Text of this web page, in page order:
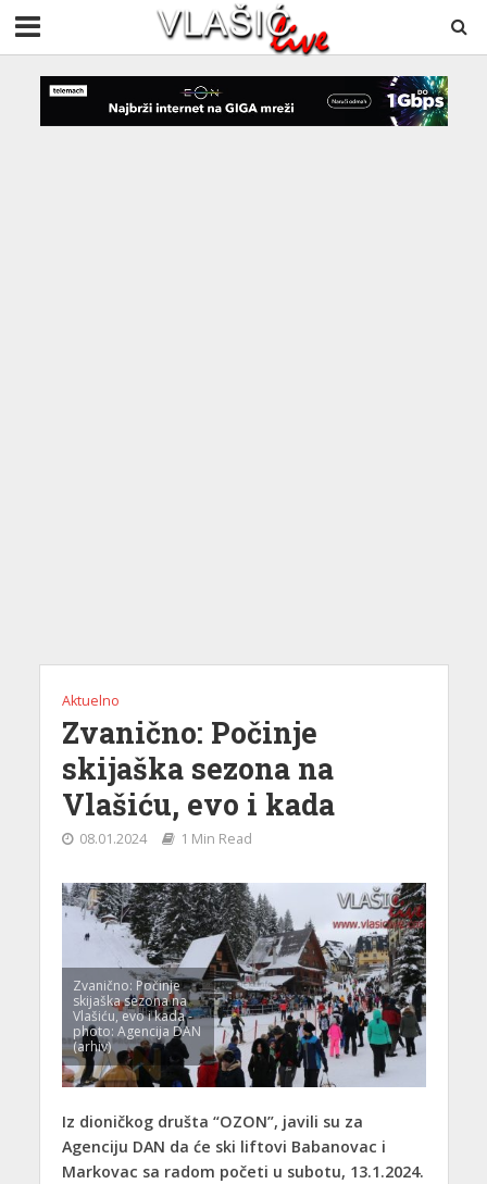
Aktuelno
Zvanično: Počinje
skijaška sezona na
Vlašiću, evo i kada
08.01.2024 1 Min Read
Zvanično: Počinje
skijaška sezona na
Vlašiću, evo i kada -
photo: Agencija DAN
(arhiv)
Iz dioničkog društa “OZON”, javili su za
Agenciju DAN da će ski liftovi Babanovac i
Markovac sa radom početi u subotu, 13.1.2024.